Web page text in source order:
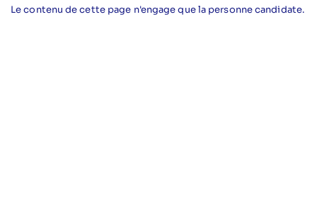
Le contenu de cette page n'engage que la personne candidate.